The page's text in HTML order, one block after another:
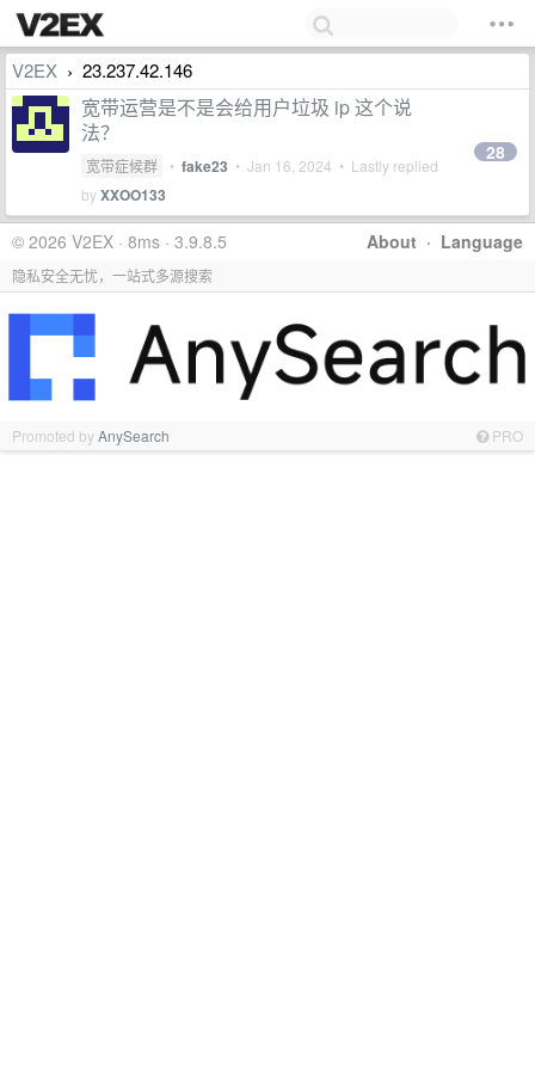
V2EX › 23.237.42.146
宽带运营是不是会给用户垃圾 ip 这个说
法？
宽带症候群 • fake23 • Jan 16, 2024 • Lastly replied
byXXOO133
28
About · Language
© 2026 V2EX · 8ms · 3.9.8.5
隐私安全无忧，一站式多源搜索
Promoted byAnySearch PRO